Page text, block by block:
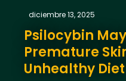
diciembre 13, 2025
Psilocybin
Premature
Unhealthy Diet